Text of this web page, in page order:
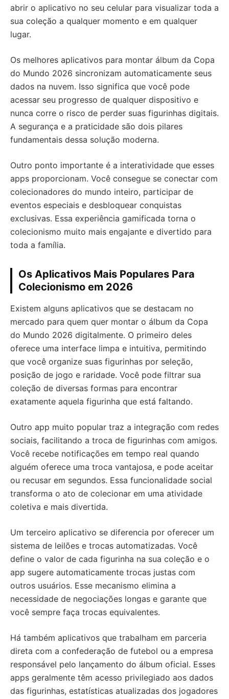
abrir o aplicativo no seu celular para visualizar toda a
sua coleção a qualquer momento e em qualquer
lugar.
Os melhores aplicativos para montar álbum da Copa
do Mundo 2026 sincronizam automaticamente seus
dados na nuvem. Isso significa que você pode
acessar seu progresso de qualquer dispositivo e
nunca corre o risco de perder suas figurinhas digitais.
A segurança e a praticidade são dois pilares
fundamentais dessa solução moderna.
Outro ponto importante é a interatividade que esses
apps proporcionam. Você consegue se conectar com
colecionadores do mundo inteiro, participar de
eventos especiais e desbloquear conquistas
exclusivas. Essa experiência gamificada torna o
colecionismo muito mais engajante e divertido para
toda a família.
Os Aplicativos Mais Populares Para
Colecionismo em 2026
Existem alguns aplicativos que se destacam no
mercado para quem quer montar o álbum da Copa
do Mundo 2026 digitalmente. O primeiro deles
oferece uma interface limpa e intuitiva, permitindo
que você organize suas figurinhas por seleção,
posição de jogo e raridade. Você pode filtrar sua
coleção de diversas formas para encontrar
exatamente aquela figurinha que está faltando.
Outro app muito popular traz a integração com redes
sociais, facilitando a troca de figurinhas com amigos.
Você recebe notificações em tempo real quando
alguém oferece uma troca vantajosa, e pode aceitar
ou recusar em segundos. Essa funcionalidade social
transforma o ato de colecionar em uma atividade
coletiva e mais divertida.
Um terceiro aplicativo se diferencia por oferecer um
sistema de leilões e trocas automatizadas. Você
define o valor de cada figurinha na sua coleção e o
app sugere automaticamente trocas justas com
outros usuários. Esse mecanismo elimina a
necessidade de negociações longas e garante que
você sempre faça trocas equivalentes.
Há também aplicativos que trabalham em parceria
direta com a confederação de futebol ou a empresa
responsável pelo lançamento do álbum oficial. Esses
apps geralmente têm acesso privilegiado aos dados
das figurinhas, estatísticas atualizadas dos jogadores